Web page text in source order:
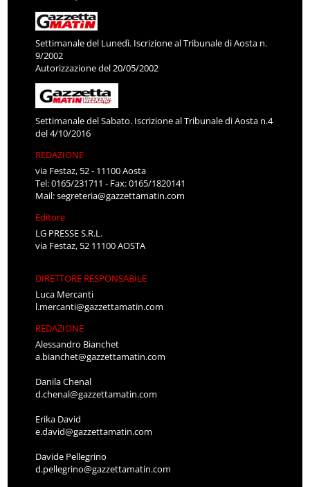
Settimanale del Lunedì. Iscrizione al Tribunale di Aosta n.
9/2002
Autorizzazione del 20/05/2002
Settimanale del Sabato. Iscrizione al Tribunale di Aosta n.4
del 4/10/2016
REDAZIONE
via Festaz, 52 - 11100 Aosta
Tel: 0165/231711 - Fax: 0165/1820141
Mail:segreteria@gazzettamatin.com
Editore
LG PRESSE S.R.L.
via Festaz, 52 11100 AOSTA
DIRETTORE RESPONSABILE
Luca Mercanti
l.mercanti@gazzettamatin.com
REDAZIONE
Alessandro Bianchet
a.bianchet@gazzettamatin.com
Danila Chenal
d.chenal@gazzettamatin.com
Erika David
e.david@gazzettamatin.com
Davide Pellegrino
d.pellegrino@gazzettamatin.com